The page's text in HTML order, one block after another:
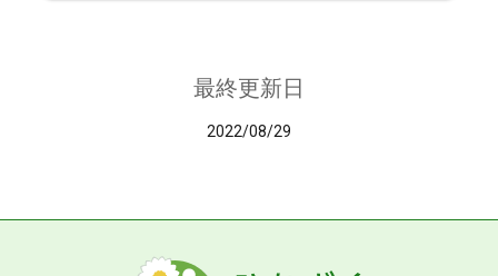
最終更新日
2022/08/29